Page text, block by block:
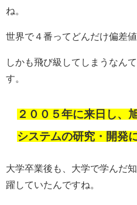
ね。
世界で４番ってどんだけ偏差
しかも飛び級してしまうなん
す。
２００５年に来日し、
システムの研究・開発
大学卒業後も、大学で学んだ
躍していたんですね。